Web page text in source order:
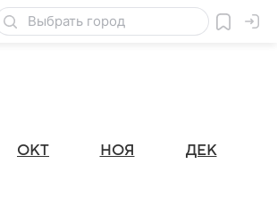
Товары для дачи
ОКТ НОЯ ДЕК